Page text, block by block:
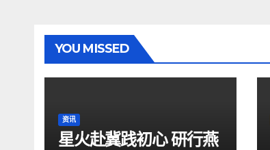
YOU MISSED
资讯
星火赴冀践初心 研行燕